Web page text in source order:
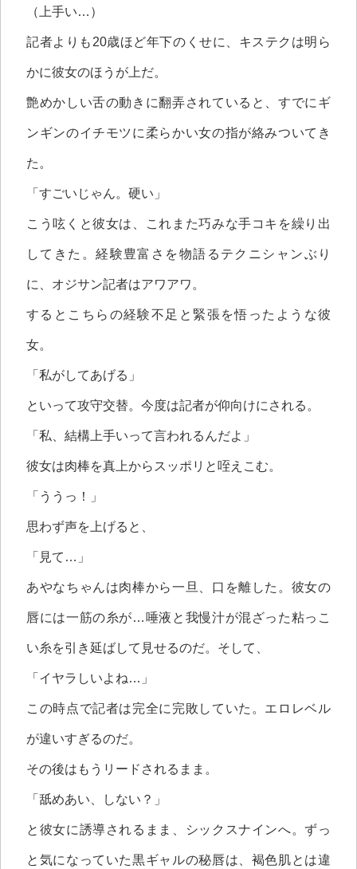
（上手い…）
記者よりも20歳ほど年下のくせに、キステクは明ら
かに彼女のほうが上だ。
艶めかしい舌の動きに翻弄されていると、すでにギ
ンギンのイチモツに柔らかい女の指が絡みついてき
た。
「すごいじゃん。硬い」
こう呟くと彼女は、これまた巧みな手コキを繰り出
してきた。経験豊富さを物語るテクニシャンぶり
に、オジサン記者はアワアワ。
するとこちらの経験不足と緊張を悟ったような彼
女。
「私がしてあげる」
といって攻守交替。今度は記者が仰向けにされる。
「私、結構上手いって言われるんだよ」
彼女は肉棒を真上からスッポリと咥えこむ。
「ううっ！」
思わず声を上げると、
「見て…」
あやなちゃんは肉棒から一旦、口を離した。彼女の
唇には一筋の糸が…唾液と我慢汁が混ざった粘っこ
い糸を引き延ばして見せるのだ。そして、
「イヤラしいよね…」
この時点で記者は完全に完敗していた。エロレベル
が違いすぎるのだ。
その後はもうリードされるまま。
「舐めあい、しない？」
と彼女に誘導されるまま、シックスナインへ。ずっ
と気になっていた黒ギャルの秘唇は、褐色肌とは違